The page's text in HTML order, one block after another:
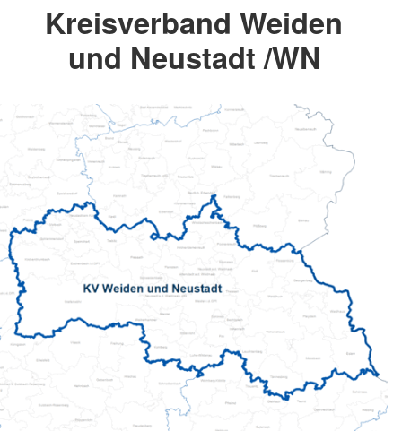
Kreisverband Weiden
und Neustadt /WN